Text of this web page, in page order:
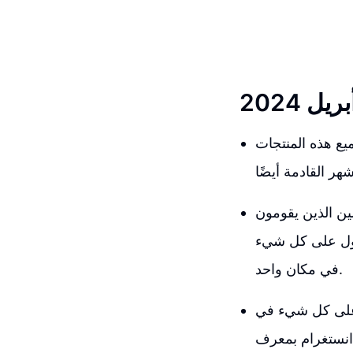
معًا أفضل ١٠ منتجات رابحة لشهر أبريل ٢٠٢٤. جميع هذه المنتجات
الذين يقومون
على كل شيء
في مكان واحد.
على كل شيء في
انستغرام بمعرف